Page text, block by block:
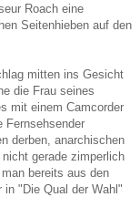
Roach eine
Seitenhieben auf den
mitten ins Gesicht
die Frau seines
mit einem Camcorder
Fernsehsender
derben, anarchischen
gerade zimperlich
bereits aus den
"Die Qual der Wahl"